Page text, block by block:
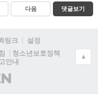
다음 댓글보기
링크
설정
청소년보호정책
안내
▲